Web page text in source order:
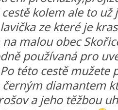
kolem ale to už
ze které je
malou obec
používaná pro
této cestě mužete
černým diamantem
a jeho těžbou